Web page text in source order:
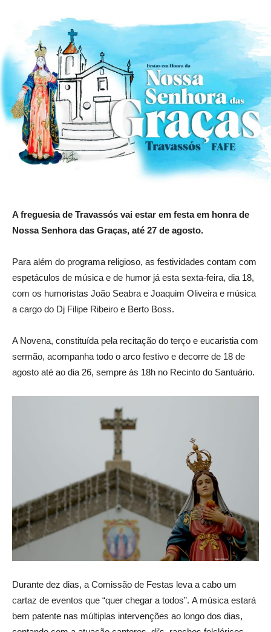
A freguesia de Travassós vai estar em festa em honra de
Nossa Senhora das Graças, até 27 de agosto.
Para além do programa religioso, as festividades contam com
espetáculos de música e de humor já esta sexta-feira, dia 18,
com os humoristas João Seabra e Joaquim Oliveira e música
a cargo do Dj Filipe Ribeiro e Berto Boss.
A Novena, constituída pela recitação do terço e eucaristia com
sermão, acompanha todo o arco festivo e decorre de 18 de
agosto até ao dia 26, sempre às 18h no Recinto do Santuário.
Durante dez dias, a Comissão de Festas leva a cabo um
cartaz de eventos que “quer chegar a todos”. A música estará
bem patente nas múltiplas intervenções ao longo dos dias,